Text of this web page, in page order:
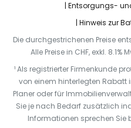
Entsorgungs-
Hinweis zur
Die durchgestrichenen Preise
Alle Preise in CHF, exkl.
¹ Als registrierter Firmenkunde
von einem hinterlegten Rabatt
Planer oder für
Sie je nach Bedarf zusätzlich
Informationen sprechen Sie